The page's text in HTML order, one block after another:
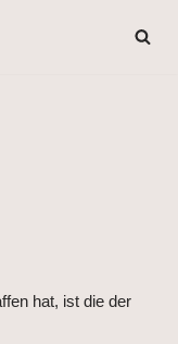
hat, ist die der